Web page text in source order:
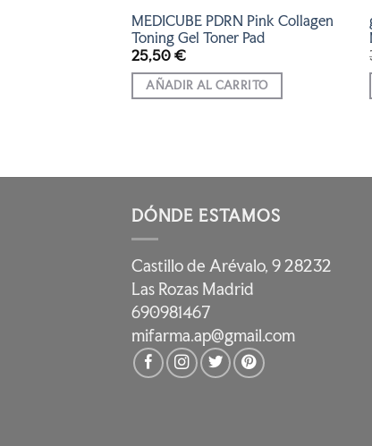
MEDICUBE PDRN Pink Collagen
Toning Gel Toner Pad
25,50 €
AÑADIR AL CARRITO
DÓNDE ESTAMOS
Castillo de Arévalo, 9 28232
Las Rozas Madrid
690981467
mifarma.ap@gmail.com